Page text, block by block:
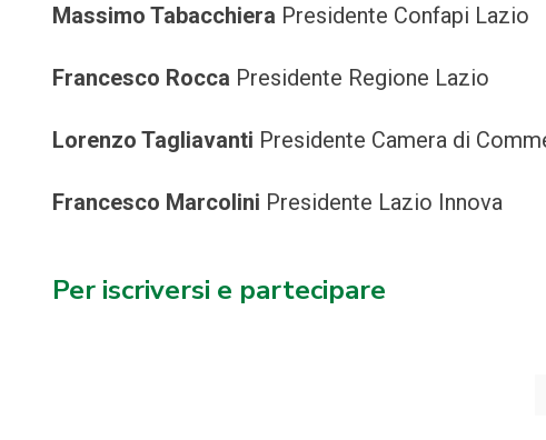
Massimo Tabacchiera Presidente Confapi Lazio
Francesco Rocca Presidente Regione Lazio
Lorenzo Tagliavanti Presidente Camera di
Francesco Marcolini Presidente Lazio Innova
Per iscriversi e partecipare